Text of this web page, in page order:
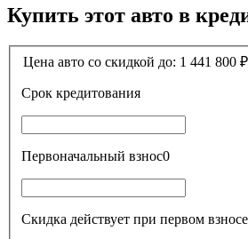
Купить этот авто в
Цена авто со скидкой до: 1 441 800 ₽
Срок кредитования
Первоначальный взнос0
Скидка действует при первом